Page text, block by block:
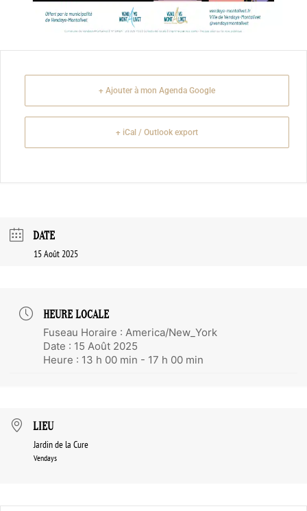
+ Ajouter à mon Agenda Google
+ iCal / Outlook export
DATE
15 Août 2025
HEURE LOCALE
Fuseau Horaire : America/New_York
Date : 15 Août 2025
Heure : 13 h 00 min - 17 h 00 min
LIEU
Jardin de la Cure
Vendays